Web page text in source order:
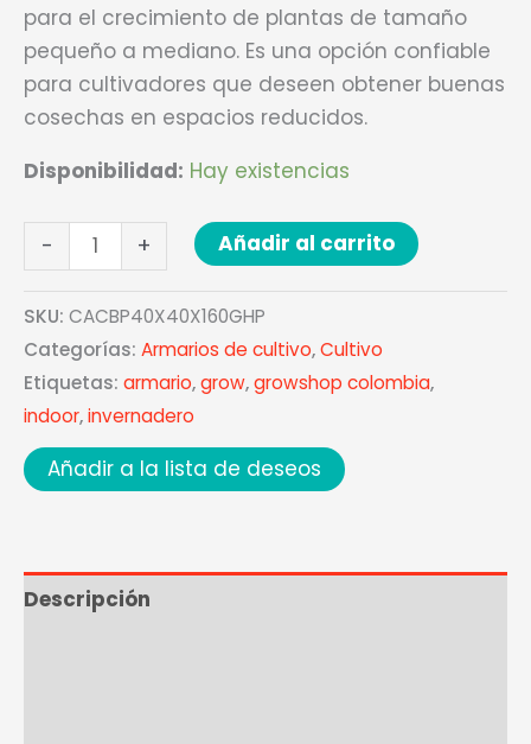
para el crecimiento de plantas de tamaño
pequeño a mediano. Es una opción confiable
para cultivadores que deseen obtener buenas
cosechas en espacios reducidos.
Disponibilidad: Hay existencias
- + Añadir al carrito
SKU: CACBP40X40X160GHP
Categorías: Armarios de cultivo,Cultivo
Etiquetas: armario,grow,growshop colombia,
indoor,invernadero
Añadir a la lista de deseos
Descripción